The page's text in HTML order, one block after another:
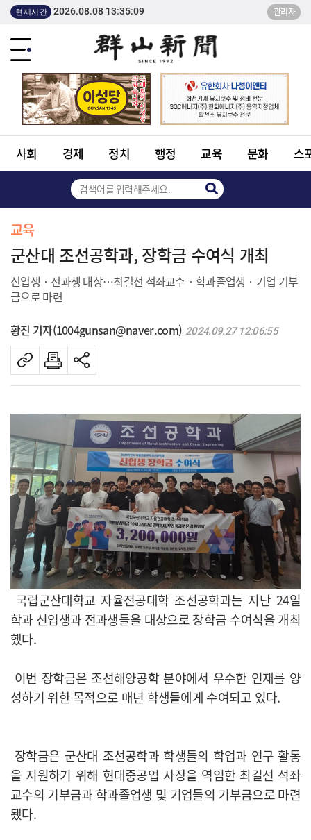
현재시간 2026.08.08 13:35:09 관리자
사회 경제 정치 행정 교육 문화 스
교육
군산대 조선공학과, 장학금 수여식 개최
신입생‧전과생 대상…최길선 석좌교수‧학과졸업생‧기업 기부
금으로 마련
황진 기자(1004gunsan@naver.com) 2024.09.27 12:06:55
국립군산대학교 자율전공대학 조선공학과는 지난 24일
학과 신입생과 전과생들을 대상으로 장학금 수여식을 개최
했다.
이번 장학금은 조선해양공학 분야에서 우수한 인재를 양
성하기 위한 목적으로 매년 학생들에게 수여되고 있다.
장학금은 군산대 조선공학과 학생들의 학업과 연구 활동
을 지원하기 위해 현대중공업 사장을 역임한 최길선 석좌
교수의 기부금과 학과졸업생 및 기업들의 기부금으로 마련
됐다.